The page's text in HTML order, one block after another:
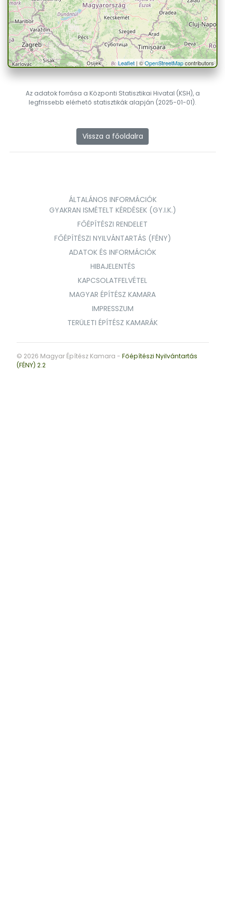
Leaflet| ©OpenStreetMapcontributors
Az adatok forrása a Központi Statisztikai Hivatal (KSH), a
legfrissebb elérhető statisztikák alapján (2025-01-01).
Vissza a főoldalra
ÁLTALÁNOS INFORMÁCIÓK
GYAKRAN ISMÉTELT KÉRDÉSEK (GY.I.K.)
FŐÉPÍTÉSZI RENDELET
FŐÉPÍTÉSZI NYILVÁNTARTÁS (FÉNY)
ADATOK ÉS INFORMÁCIÓK
HIBAJELENTÉS
KAPCSOLATFELVÉTEL
MAGYAR ÉPÍTÉSZ KAMARA
IMPRESSZUM
TERÜLETI ÉPÍTÉSZ KAMARÁK
© 2026 Magyar Építész Kamara - Főépítészi Nyilvántartás
(FÉNY) 2.2